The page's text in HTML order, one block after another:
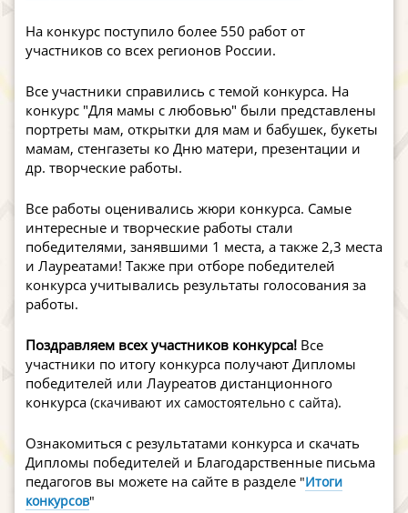
На конкурс поступило более 550 работ от
участников со всех регионов России.
Все участники справились с темой конкурса. На
конкурс "Для мамы с любовью" были представлены
портреты мам, открытки для мам и бабушек, букеты
мамам, стенгазеты ко Дню матери, презентации и
др. творческие работы.
Все работы оценивались жюри конкурса. Самые
интересные и творческие работы стали
победителями, занявшими 1 места, а также 2,3 места
и Лауреатами! Также при отборе победителей
конкурса учитывались результаты голосования за
работы.
Поздравляем всех участников конкурса! Все
участники по итогу конкурса получают Дипломы
победителей или Лауреатов дистанционного
конкурса (скачивают их самостоятельно с сайта).
Ознакомиться с результатами конкурса и скачать
Дипломы победителей и Благодарственные письма
педагогов вы можете на сайте в разделе "Итоги
конкурсов"